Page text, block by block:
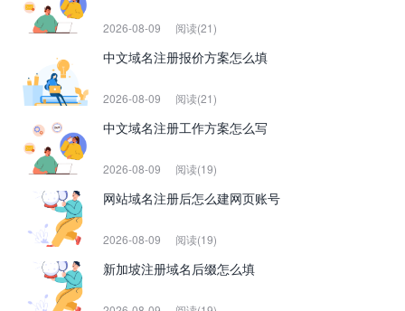
2026-08-09 阅读(21)
中文域名注册报价方案怎么填
2026-08-09 阅读(21)
中文域名注册工作方案怎么写
2026-08-09 阅读(19)
网站域名注册后怎么建网页账号
2026-08-09 阅读(19)
新加坡注册域名后缀怎么填